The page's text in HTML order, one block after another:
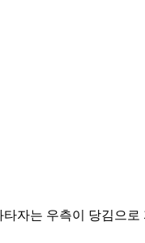
자는 우측이 당김으로